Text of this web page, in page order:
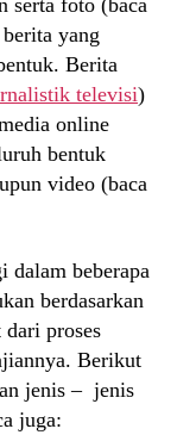
serta foto (baca
yang
Berita
televisi)
online
bentuk
video (baca
beberapa
berdasarkan
proses
Berikut
jenis – jenis
juga: